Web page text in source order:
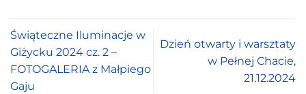
Świąteczne Iluminacje w
Giżycku 2024 cz. 2 –
FOTOGALERIA z Małpiego
Gaju
Dzień otwarty i warsztaty
w Pełnej Chacie,
21.12.2024